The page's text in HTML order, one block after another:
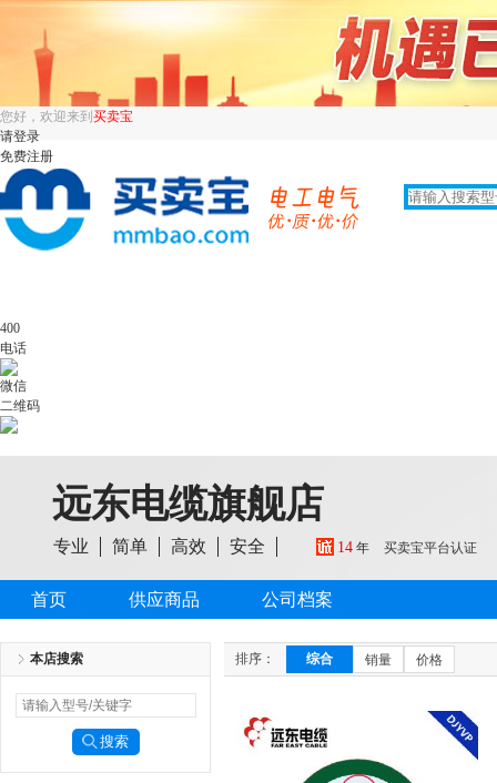
您好，欢迎来到 买卖宝
请登录
免费注册
400
电话
微信
二维码
远东电缆旗舰店
专业 简单 高效 安全 14 年 买卖宝平台认证
首页 供应商品 公司档案
排序： 综合 销量 价格
本店搜索